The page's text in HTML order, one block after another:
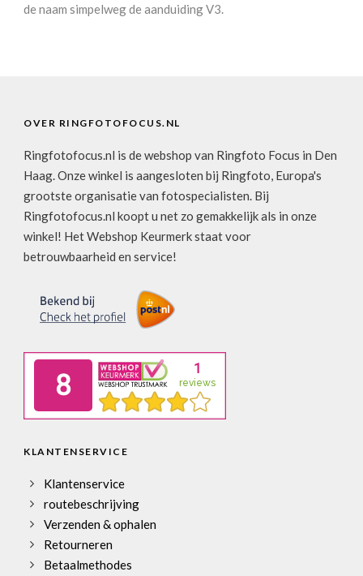
de naam simpelweg de aanduiding V3.
OVER RINGFOTOFOCUS.NL
Ringfotofocus.nl is de webshop van Ringfoto Focus in Den
Haag. Onze winkel is aangesloten bij Ringfoto, Europa's
grootste organisatie van fotospecialisten. Bij
Ringfotofocus.nl koopt u net zo gemakkelijk als in onze
winkel! Het Webshop Keurmerk staat voor
betrouwbaarheid en service!
KLANTENSERVICE
Klantenservice
routebeschrijving
Verzenden & ophalen
Retourneren
Betaalmethodes